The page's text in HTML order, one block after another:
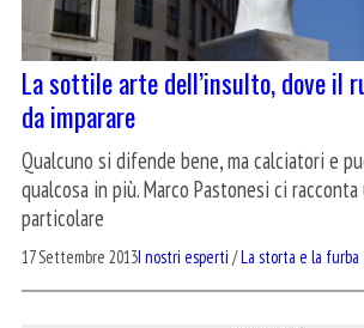
La sottile arte dell’insulto, dove il
da imparare
Qualcuno si difende bene, ma calciatori e
qualcosa in più. Marco Pastonesi ci
particolare
17 Settembre 2013I nostri esperti /La storta e la furba